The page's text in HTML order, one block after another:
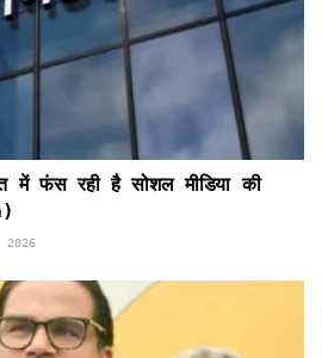
में फंस रही है सोशल मीडिया की
2026